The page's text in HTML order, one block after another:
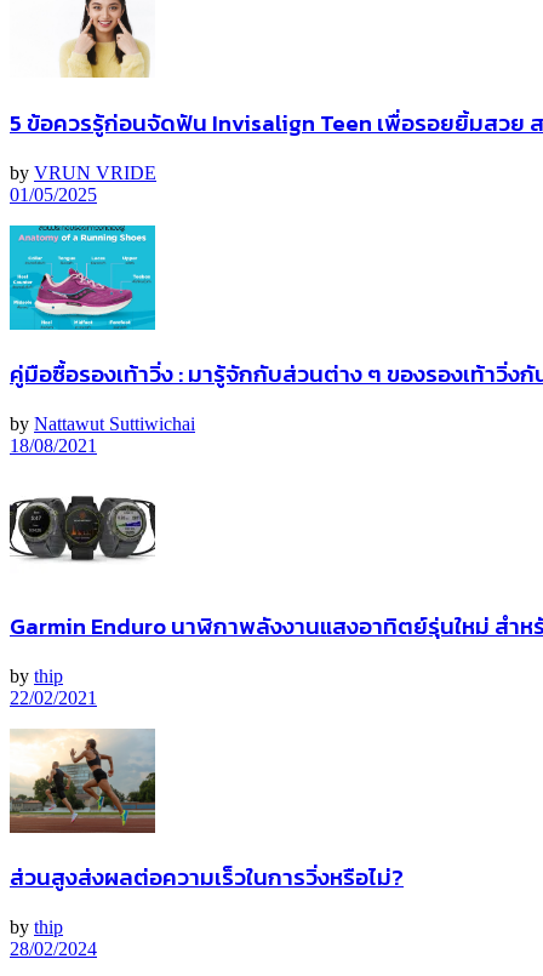
5 ข้อควรรู้ก่อนจัดฟัน Invisalign Teen เพื่อรอยยิ้มสวย
by VRUN VRIDE
01/05/2025
คู่มือซื้อรองเท้าวิ่ง : มารู้จักกับส่วนต่าง ๆ ของรองเท้าวิ่งกั
by Nattawut Suttiwichai
18/08/2021
Garmin Enduro นาฬิกาพลังงานแสงอาทิตย์รุ่นใหม่ สำ
by thip
22/02/2021
ส่วนสูงส่งผลต่อความเร็วในการวิ่งหรือไม่?
by thip
28/02/2024